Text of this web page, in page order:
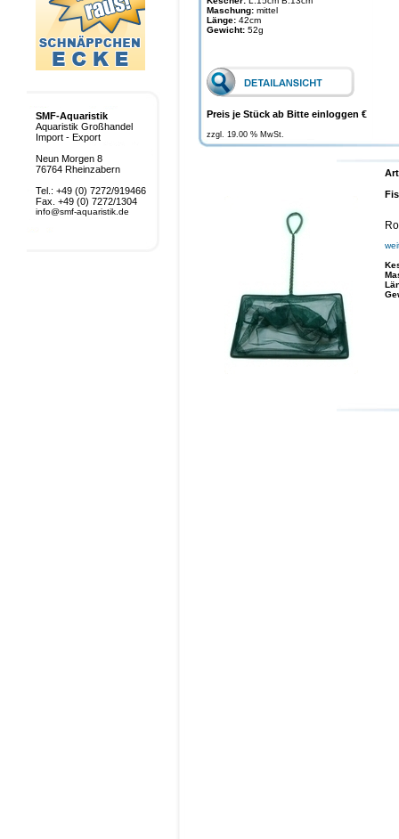
Maschung: mittel
Länge: 42cm
Gewicht: 52g
Preis je Stück ab Bitte einloggen €
zzgl. 19.00 % MwSt.
SMF-Aquaristik
Aquaristik Großhandel
Import - Export
Neun Morgen 8
76764 Rheinzabern
Tel.: +49 (0) 7272/919466
Fax. +49 (0) 7272/1304
info@smf-aquaristik.de